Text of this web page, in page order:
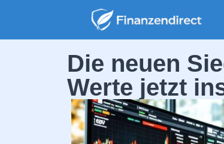
Die neuen
Werte jetzt